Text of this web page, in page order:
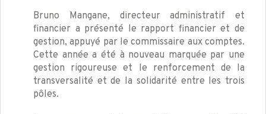
Bruno Mangane, directeur administratif et
financier a présenté le rapport financier et de
gestion, appuyé par le commissaire aux comptes.
Cette année a été à nouveau marquée par une
gestion rigoureuse et le renforcement de la
transversalité et de la solidarité entre les trois
pôles.